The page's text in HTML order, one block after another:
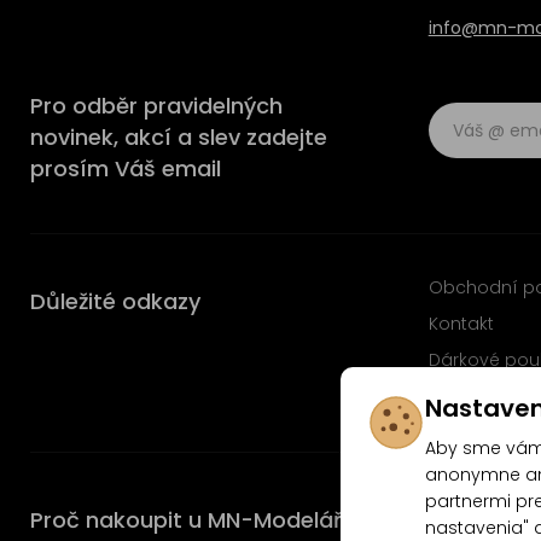
info@mn-
Pro odběr pravidelných
novinek, akcí a slev zadejte
prosím Váš email
Důležité odkazy Obchodní
Kontakt
Dárkové
Časté dotazy
Proč nakoupit u MN-Modelář.cz
Aby sme
anonymne
partnermi
nastavenia"